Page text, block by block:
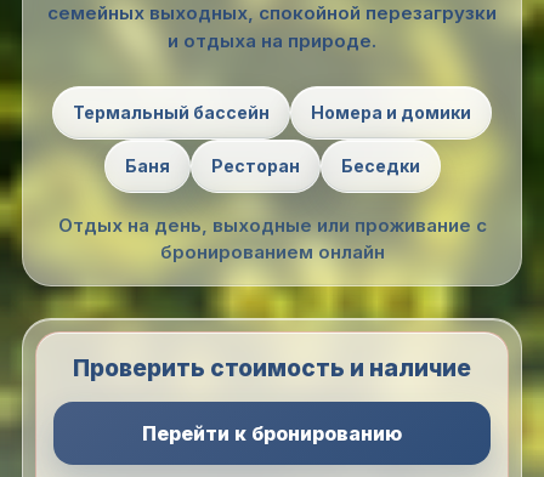
семейных выходных, спокойной перезагрузки
и отдыха на природе.
Термальный бассейн Номера и домики
Баня Ресторан Беседки
Отдых на день, выходные или проживание с
бронированием онлайн
Проверить стоимость и наличие
Перейти к бронированию